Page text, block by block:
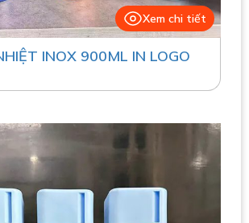
Xem chi tiết
INOX 900ML IN LOGO